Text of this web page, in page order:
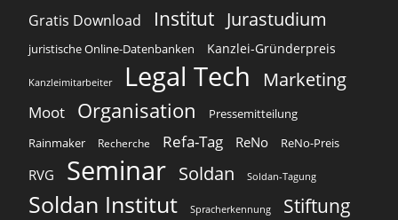
Gratis Download Institut Jurastudium
juristische Online-Datenbanken Kanzlei-Gründerpreis
Kanzleimitarbeiter Legal Tech Marketing
Moot Organisation
Pressemitteilung
Rainmaker
Recherche Refa-Tag ReNo ReNo-Preis
RVG Seminar Soldan Soldan-Tagung
Soldan Institut Spracherkennung Stiftung